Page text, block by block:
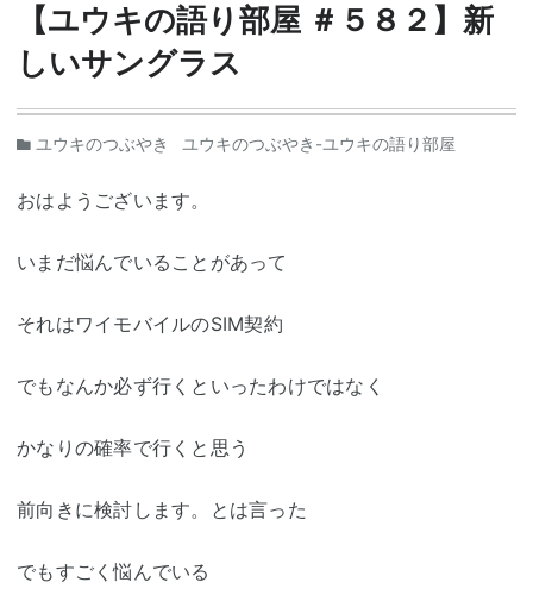
【ユウキの語り部屋 ＃５８２】新
しいサングラス
ユウキのつぶやき ユウキのつぶやき-ユウキの語り部屋
おはようございます。
いまだ悩んでいることがあって
それはワイモバイルのSIM契約
でもなんか必ず行くといったわけではなく
かなりの確率で行くと思う
前向きに検討します。とは言った
でもすごく悩んでいる